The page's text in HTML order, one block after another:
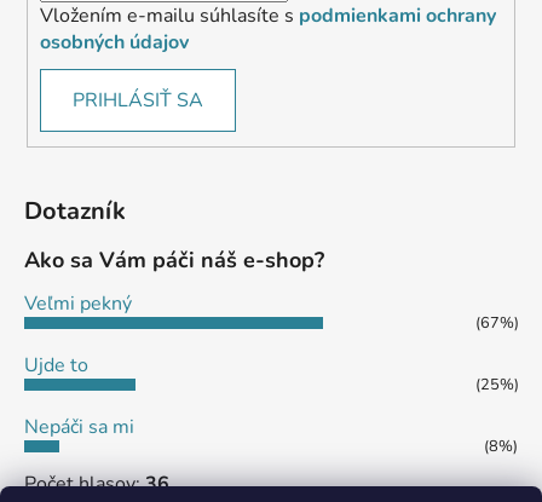
Vložením e-mailu súhlasíte s podmienkami ochrany
osobných údajov
PRIHLÁSIŤ SA
Dotazník
Ako sa Vám páči náš e-shop?
Veľmi pekný
(67%)
Ujde to
(25%)
Nepáči sa mi
(8%)
Počet hlasov:36